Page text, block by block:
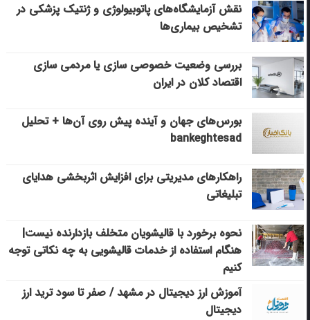
نقش آزمایشگاه‌های پاتوبیولوژی و ژنتیک پزشکی در
تشخیص بیماری‌ها
بررسی وضعیت خصوصی سازی یا مردمی سازی
اقتصاد کلان در ایران
بورس‌های جهان و آینده پیش روی آن‌ها + تحلیل
bankeghtesad
راهکارهای مدیریتی برای افزایش اثربخشی هدایای
تبلیغاتی
نحوه برخورد با قالیشویان متخلف بازدارنده نیست|
هنگام استفاده از خدمات قالیشویی به چه نکاتی توجه
کنیم
آموزش ارز دیجیتال در مشهد / صفر تا سود ترید ارز
دیجیتال